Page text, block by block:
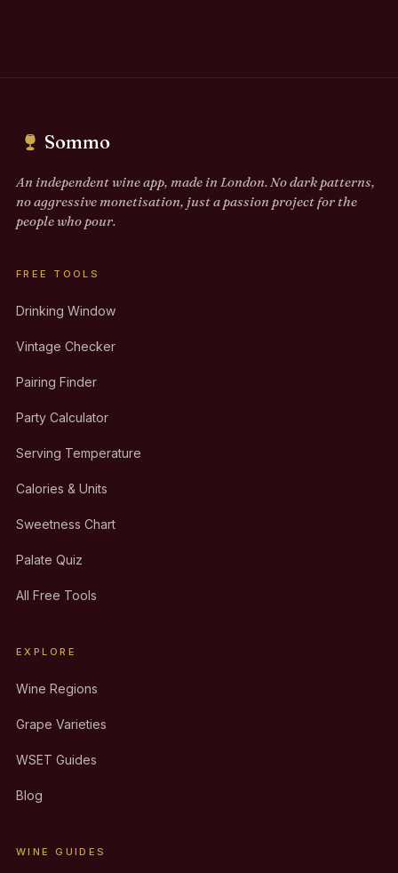
Sommo
An independent wine app, made in London. No dark patterns,
no aggressive monetisation, just a passion project for the
people who pour.
FREE TOOLS
Drinking Window
Vintage Checker
Pairing Finder
Party Calculator
Serving Temperature
Calories & Units
Sweetness Chart
Palate Quiz
All Free Tools
EXPLORE
Wine Regions
Grape Varieties
WSET Guides
Blog
WINE GUIDES